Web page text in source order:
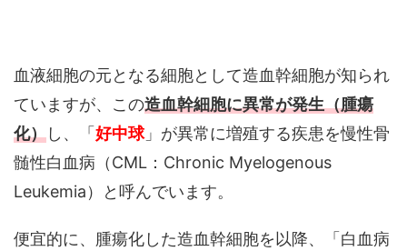
血液細胞の元となる細胞として造血幹細胞が知られ
ていますが、この造血幹細胞に異常が発生（腫瘍
化）し、「 好中球」が異常に増殖する疾患を慢性骨
髄性白血病（CML：Chronic Myelogenous
Leukemia）と呼んでいます。
便宜的に、腫瘍化した造血幹細胞を以降、「白血病